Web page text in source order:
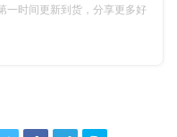
一时间更新到货，分享更多好